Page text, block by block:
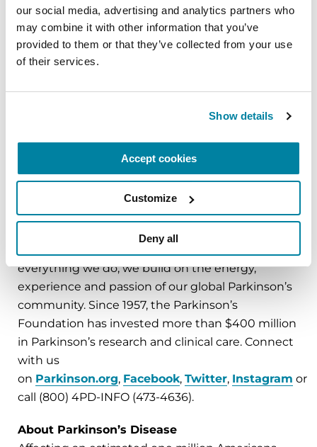
our social media, advertising and analytics partners who
may combine it with other information that you’ve
provided to them or that they’ve collected from your use
of their services.
Show details
Accept cookies
Customize
Deny all
nuestra comunidad”.
Para descubrir más acerca de PD GENEration,
llame al 1-800-4PD-INFO (473-4636) o
preguntas sobre participar, envíe un correo
###
About the Parkinson’s Foundation
The Parkinson’s Foundation makes life better for
people with Parkinson’s disease by improving
care and advancing research toward a cure. In
everything we do, we build on the energy,
experience and passion of our global Parkinson’s
community. Since 1957, the Parkinson’s
Foundation has invested more than $400 million
in Parkinson’s research and clinical care. Connect
with us
on Parkinson.org, Facebook, Twitter, Instagram or
call (800) 4PD-INFO (473-4636).
About Parkinson’s Disease